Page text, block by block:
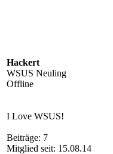
Hackert
WSUS Neuling
Offline
I Love WSUS!
Beiträge: 7
Mitglied seit: 15.08.14